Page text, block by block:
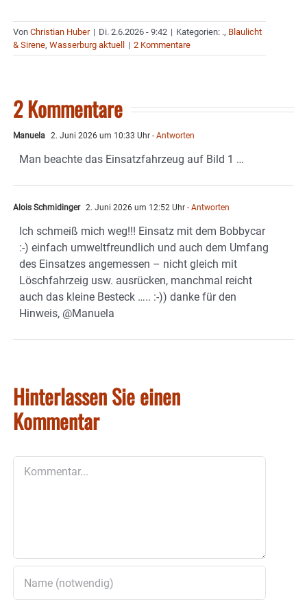
Von Christian Huber | Di. 2.6.2026 - 9:42 | Kategorien: ., Blaulicht
& Sirene, Wasserburg aktuell | 2 Kommentare
2 Kommentare
Manuela 2. Juni 2026 um 10:33 Uhr - Antworten
Man beachte das Einsatzfahrzeug auf Bild 1 …
Alois Schmidinger 2. Juni 2026 um 12:52 Uhr - Antworten
Ich schmeiß mich weg!!! Einsatz mit dem Bobbycar
:-) einfach umweltfreundlich und auch dem Umfang
des Einsatzes angemessen – nicht gleich mit
Löschfahrzeig usw. ausrücken, manchmal reicht
auch das kleine Besteck ….. :-)) danke für den
Hinweis, @Manuela
Hinterlassen Sie einen
Kommentar